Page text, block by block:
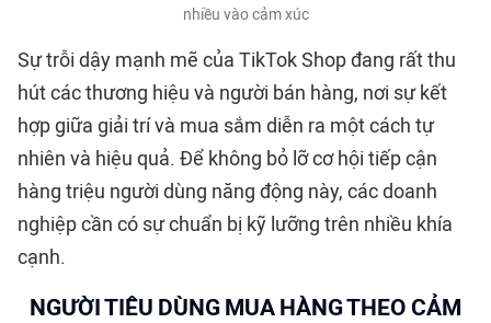
nhiều vào cảm xúc
Sự trỗi dậy mạnh mẽ của TikTok Shop đang rất thu
hút các thương hiệu và người bán hàng, nơi sự kết
hợp giữa giải trí và mua sắm diễn ra một cách tự
nhiên và hiệu quả. Để không bỏ lỡ cơ hội tiếp cận
hàng triệu người dùng năng động này, các doanh
nghiệp cần có sự chuẩn bị kỹ lưỡng trên nhiều khía
cạnh.
NGƯỜI TIÊU DÙNG MUA HÀNG THEO CẢM